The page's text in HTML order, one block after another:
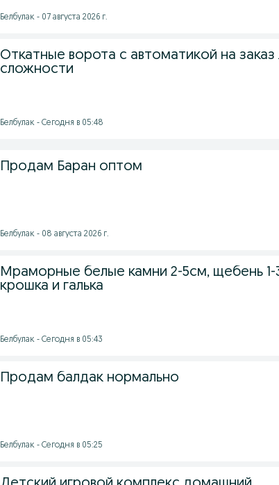
Белбулак - 07 августа 2026 г.
Откатные ворота с автоматикой на
сложности
Белбулак - Сегодня в 05:48
Продам Баран оптом
Белбулак - 08 августа 2026 г.
Мраморные белые камни 2-5см, щебень 1-
крошка и галька
Белбулак - Сегодня в 05:43
Продам балдак нормально
Белбулак - Сегодня в 05:25